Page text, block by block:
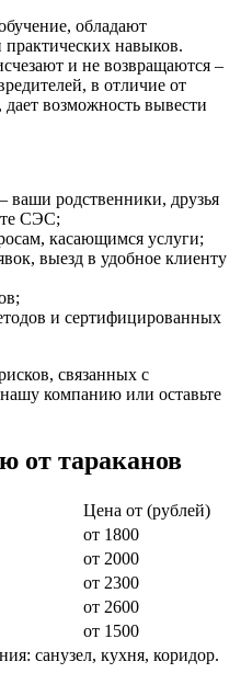
обладают
навыков.
и не возвращаются –
в отличие от
возможность вывести
ваши родственники, друзья
СЭС;
касающимся услуги;
выезд в удобное клиенту
и сертифицированных
связанных с
компанию или оставьте
от тараканов
Цена от (рублей)
от 1800
от 2000
от 2300
от 2600
от 1500
санузел, кухня, коридор.